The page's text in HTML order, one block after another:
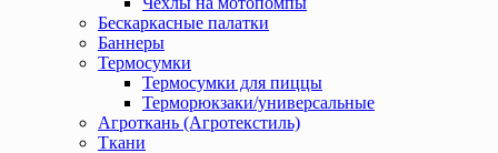
Бескаркасные палатки
Баннеры
Термосумки
Термосумки для пиццы
Терморюкзаки/универсальные
Агроткань (Агротекстиль)
Ткани